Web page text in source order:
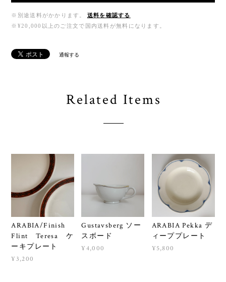
※別途送料がかかります。
送料を確認する
※¥20,000以上のご注文で国内送料が無料になります。
通報する
Related Items
ARABIA/Finish
Flint Teresa ケ
ーキプレート
¥3,200
Gustavsberg ソー
スボード
¥4,000
ARABIA Pekka デ
ィーププレート
¥5,800